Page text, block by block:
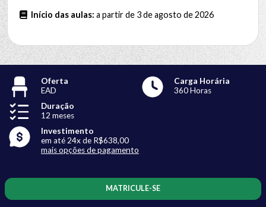
Início das aulas: a partir de 3 de agosto de 2026
Oferta
EAD
Carga Horária
360 Horas
Duração
12 meses
Investimento
em até 24x de R$638,00
mais opções de pagamento
MATRICULE-SE